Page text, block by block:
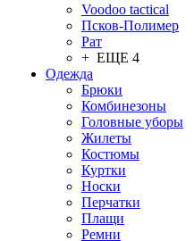
Voodoo tactical
Псков-Полимер
Рат
+ ЕЩЕ 4
Одежда
Брюки
Комбинезоны
Головные уборы
Жилеты
Костюмы
Куртки
Носки
Перчатки
Плащи
Ремни